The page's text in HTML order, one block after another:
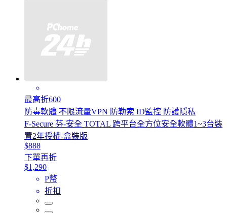
最高折600
防毒軟體 不限流量VPN 防勒索 ID監控 防護隱私
F-Secure 芬-安全 TOTAL 跨平台全方位安全軟體1~3台裝
置2年授權-盒裝版
$888
下單再折
$1,290
P幣
折扣